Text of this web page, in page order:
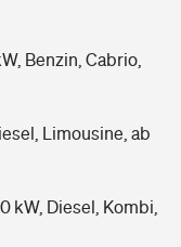
Benzin, Cabrio,
Limousine, ab
kW, Diesel, Kombi,